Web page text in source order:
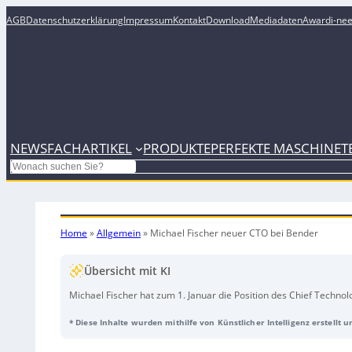
AGBDatenschutzerklärungImpressumKontaktDownloadMediadatenAwardi-
NEWSFACHARTIKEL PRODUKTEPERFEKTE MASCHINE
Search
Home »Allgemein» Michael Fischer neuer CTO bei Bender
Übersicht mit KI
Michael Fischer hat zum 1. Januar die Position des Chief
Entwicklung (R&D) und hat dort bereits wichtige strukturelle
* Diese Inhalte wurden mithilfe von Künstlicher Intelligenz erstellt